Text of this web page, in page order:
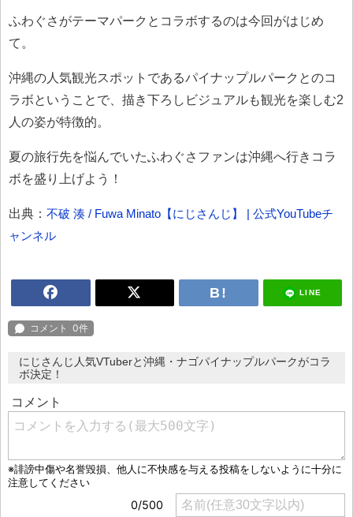
ふわぐさがテーマパークとコラボするのは今回がはじめ
て。
沖縄の人気観光スポットであるパイナップルパークとのコ
ラボということで、描き下ろしビジュアルも観光を楽しむ2
人の姿が特徴的。
夏の旅行先を悩んでいたふわぐさファンは沖縄へ行きコラ
ボを盛り上げよう！
出典： 不破 湊 / Fuwa Minato【にじさんじ】 | 公式YouTubeチ
ャンネル
LINE
にじさんじ人気VTuberと沖縄・ナゴパイナップルパークがコラ
ボ決定！